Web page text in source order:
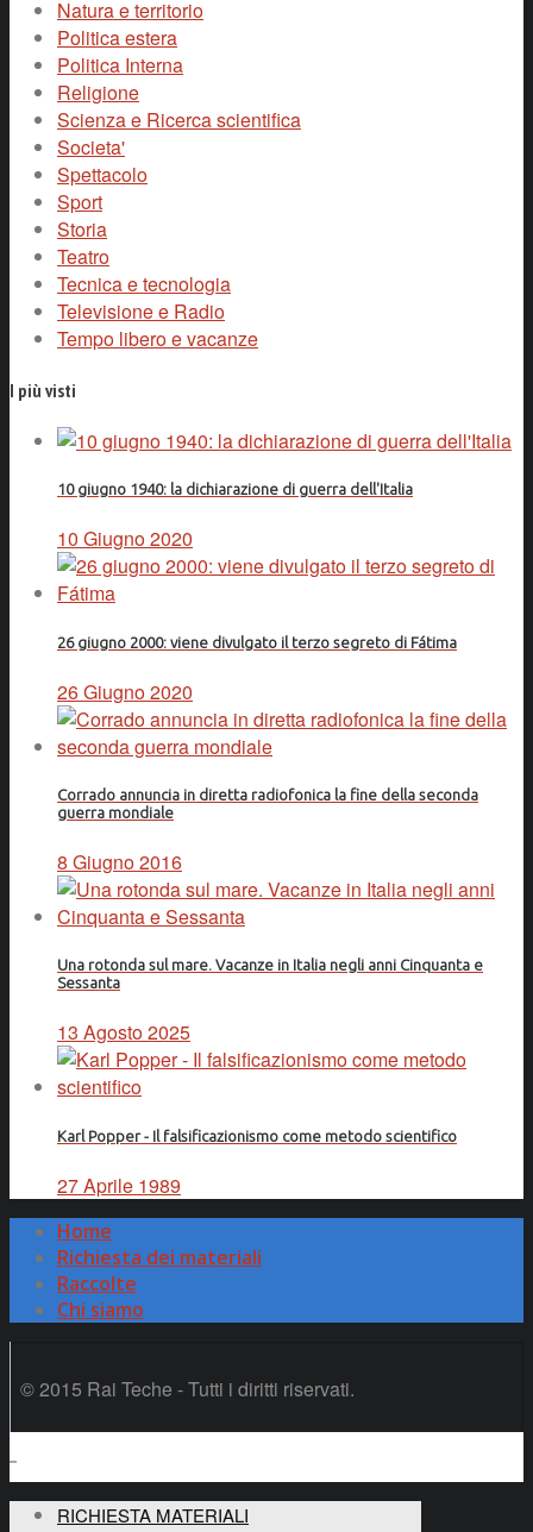
Natura e territorio
Politica estera
Politica Interna
Religione
Scienza e Ricerca scientifica
Societa'
Spettacolo
Sport
Storia
Teatro
Tecnica e tecnologia
Televisione e Radio
Tempo libero e vacanze
I più visti
10 giugno 1940: la dichiarazione di guerra dell'Italia
10 Giugno 2020
26 giugno 2000: viene divulgato il terzo segreto di Fátima
26 Giugno 2020
Corrado annuncia in diretta radiofonica la fine della seconda
guerra mondiale
8 Giugno 2016
Una rotonda sul mare. Vacanze in Italia negli anni Cinquanta e
Sessanta
13 Agosto 2025
Karl Popper - Il falsificazionismo come metodo scientifico
27 Aprile 1989
Home
Richiesta dei materiali
Raccolte
Chi siamo
© 2015 Rai Teche - Tutti i diritti riservati.
RICHIESTA MATERIALI